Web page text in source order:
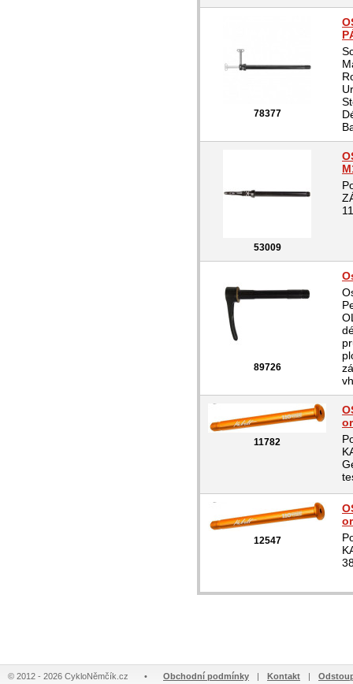
78377
53009
89726
11782
12547
© 2012 - 2026 CykloNěmčík.cz • Obchodní podmínky | Kontakt |